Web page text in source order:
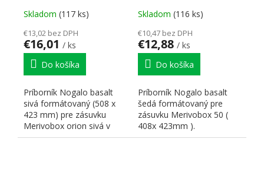
423 mm)
Skladom (117 ks)
€13,02 bez DPH
€16,01 / ks
Do košíka
Príborník Nogalo basalt
sivá formátovaný (508 x
423 mm) pre zásuvku
Merivobox orion sivá v
hĺbke 450 mm pre
423 mm)
Skladom (116 ks)
€10,47 bez DPH
€12,88 / ks
Do košíka
Príborník Nogalo basalt
šedá formátovaný pre
zásuvku Merivobox 50 (
408x 423mm ).